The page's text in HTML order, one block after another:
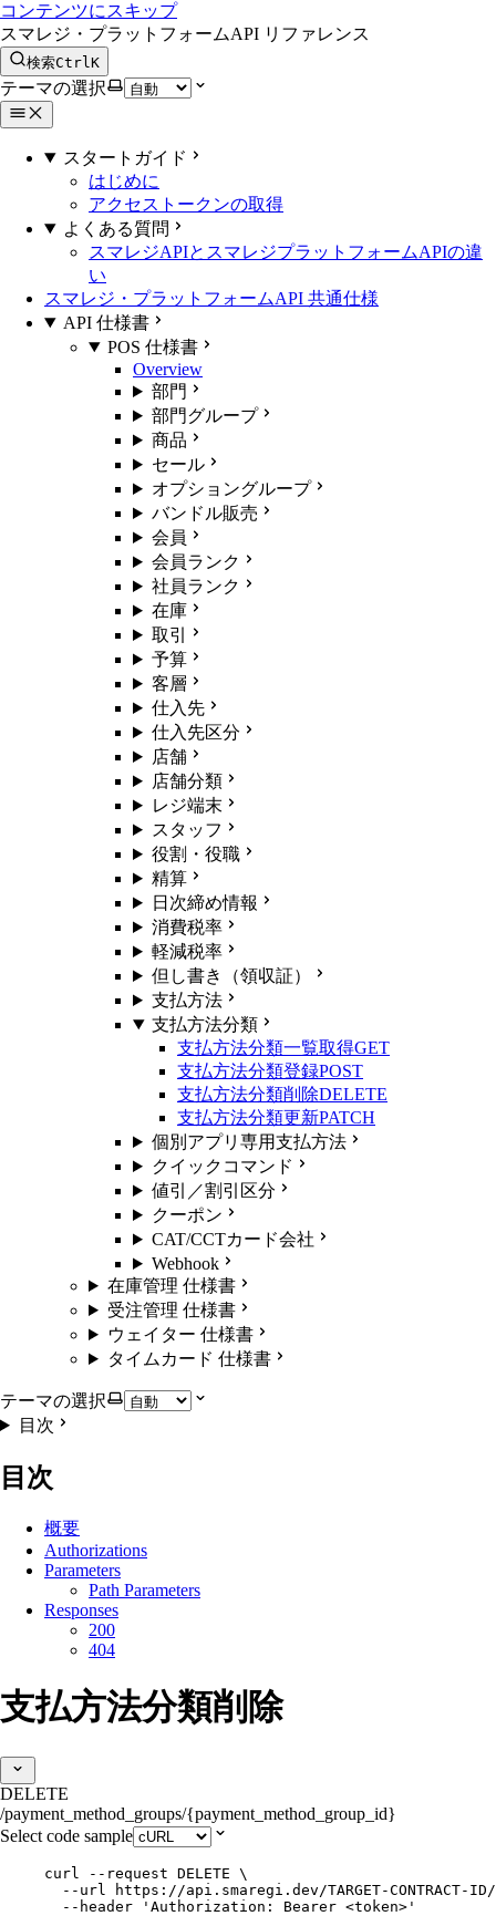
コンテンツにスキップ
スマレジ・プラットフォームAPI リファレンス
検索CtrlK
テーマの選択
スタートガイド
はじめに
アクセストークンの取得
よくある質問
スマレジAPIとスマレジプラットフォームAPIの違
い
スマレジ・プラットフォームAPI 共通仕様
API 仕様書
POS 仕様書
Overview
部門
部門グループ
商品
セール
オプショングループ
バンドル販売
会員
会員ランク
社員ランク
在庫
取引
予算
客層
仕入先
仕入先区分
店舗
店舗分類
レジ端末
スタッフ
役割・役職
精算
日次締め情報
消費税率
軽減税率
但し書き（領収証）
支払方法
支払方法分類
支払方法分類一覧取得GET
支払方法分類登録POST
支払方法分類削除DELETE
支払方法分類更新PATCH
個別アプリ専用支払方法
クイックコマンド
値引／割引区分
クーポン
CAT/CCTカード会社
Webhook
在庫管理 仕様書
受注管理 仕様書
ウェイター 仕様書
タイムカード 仕様書
テーマの選択
目次
目次
概要
Authorizations
Parameters
Path Parameters
Responses
200
404
支払方法分類削除
DELETE
/payment_method_groups/{payment_method_group_id}
Select code sample
curl --request DELETE \
--url
https://api.smaregi.dev/TARGET-CONTRACT-
--header
' Authorization: Bearer <token> '